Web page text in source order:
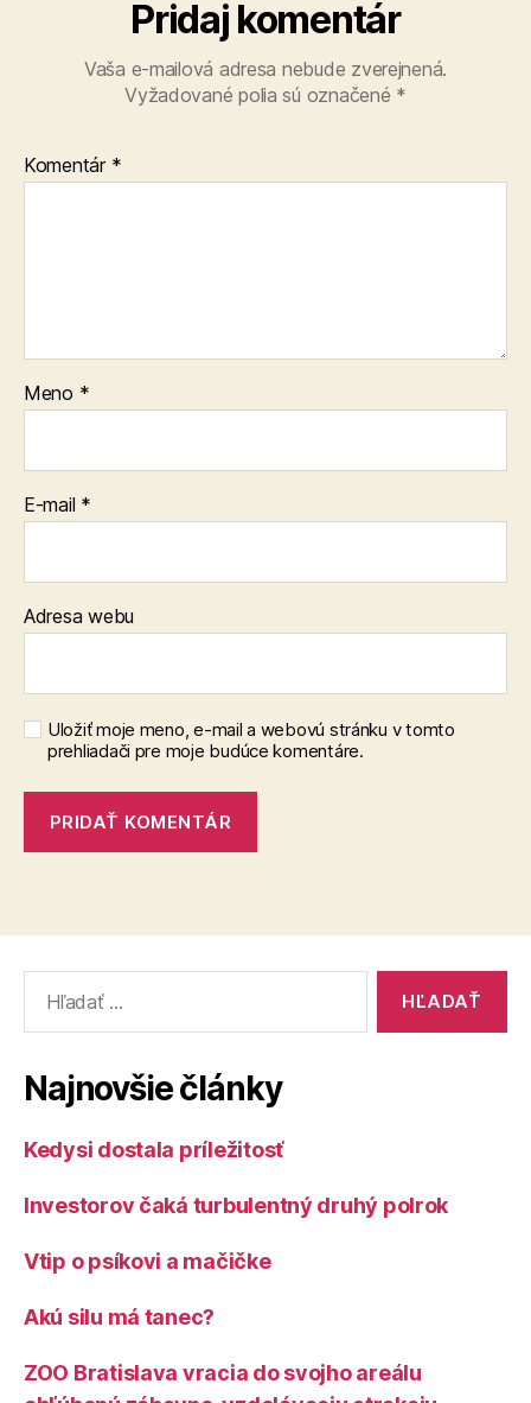
Pridaj komentár
Vaša e-mailová adresa nebude zverejnená.
Vyžadované polia sú označené *
Komentár *
Meno *
E-mail *
Adresa webu
Uložiť moje meno, e-mail a webovú stránku v tomto
prehliadači pre moje budúce komentáre.
Najnovšie články
Kedysi dostala príležitosť
Investorov čaká turbulentný druhý polrok
Vtip o psíkovi a mačičke
Akú silu má tanec?
ZOO Bratislava vracia do svojho areálu